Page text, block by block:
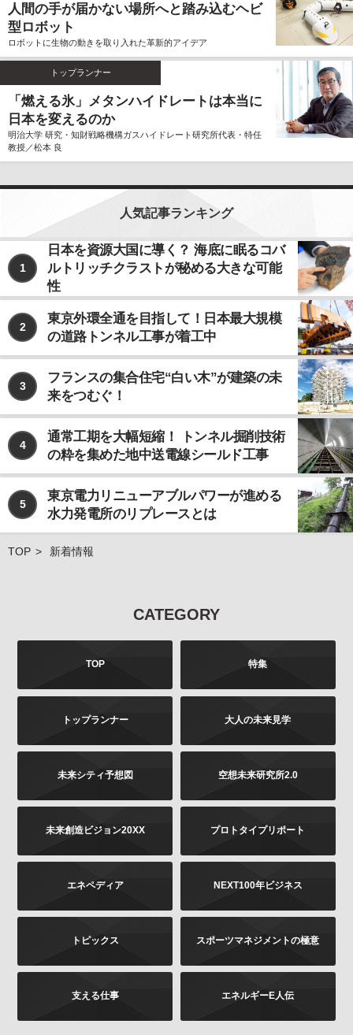
個人情報の利用、管理について
当社では、お客様よりご提供いただきました個人情報
を厳重に保管、管理し、個人情報の漏洩、滅失、毀損
を防止するため、必要かつ適切な安全管理措置を講じ
ます。
お客様よりご提供いただきました個人情報は、その利
用目的の達成に必要な範囲内において、正確かつ最新
の内容に保つよう努力するものとします。
を、上記ならびに下記に該当する場合を除いて、お客
様の事前のご同意をいただくことなく、お客様よりご
提供いただいた個人情報を第三者に開示、提供いたし
ません。
利用目的の遂行のため、個人情報の取り扱いを第
法令に基づく場合
なお、個人情報の取り扱いを第三者に委託する場合で
あっても、お客様の個人情報の安全管理が図れるよ
う、当社は当該委託先に対して、必要かつ適切な監督
を行います。
ご注意
当社が運営するインターネット上のwebサイトには、
外部へのリンクが含まれている場合があります。この
ような外部のwebサイトにおいてのお客様の個人情報
のでご注意ください。 また、当社が発行する雑誌等の
商品において、広告などにより当社以外の第三者が独
自に個人情報を収集する場合がございます。このよう
な場合のお客様の個人情報の取り扱いにつきまして
お問合せについて
定めるところにより、お客様より、その利用目的、開
示、訂正、追加、削除、利用停止、消去、第三者への
は書面に下記の内容をご記載いただき、お客様が本人
トなどのコピー）を同封のうえ、郵送にて下記までお
願いします。お申し出内容の確認後、法令に基づき、
その他当社の個人情報の取扱いに関するお問い合せ、
ます。
お問い合せの内容（確認、訂正、削除など。訂正
の場合は訂正内容もご記載ください）
ご提供いただいた時期、方法など
お客様のご連絡先（ご住所、ご名前）
ご送付先：
株式会社KADOKAWA
人間の手が届かない場所へと踏み込むヘビ
型ロボット
ロボットに生物の動きを取り入れた革新的アイデア
トップランナー
「燃える氷」メタンハイドレートは本当に
日本を変えるのか
明治大学 研究・知財戦略機構ガスハイドレート研究所代表・特任
教授／松本 良
人気記事ランキング
1
日本を資源大国に導く？ 海底に眠るコバ
ルトリッチクラストが秘める大きな可能
性
2
東京外環全通を目指して！日本最大規模
の道路トンネル工事が着工中
3
フランスの集合住宅“白い木”が建築の未
来をつむぐ！
4
通常工期を大幅短縮！ トンネル掘削技術
の粋を集めた地中送電線シールド工事
5
東京電力リニューアブルパワーが進める
水力発電所のリプレースとは
TOP 新着情報
CATEGORY
TOP 特集
トップランナー 大人の未来見学
未来シティ予想図 空想未来研究所2.0
未来創造ビジョン20XX プロトタイプリポート
エネペディア NEXT100年ビジネス
トピックス スポーツマネジメントの極意
支える仕事 エネルギーE人伝